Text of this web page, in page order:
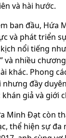
và hài hước.
ban đầu, Hứa
và phát triển
nổi tiếng
và nhiều
khác. Phong
đầy
giả và giới
Minh Đạt còn
thể hiện sự đa